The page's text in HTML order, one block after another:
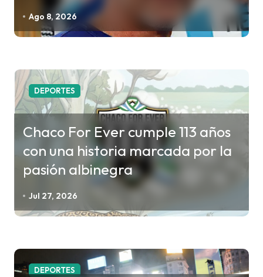
t
a
d
a
Ago 8, 2026
DEPORTES
Chaco For Ever cumple 113 años
con una historia marcada por la
pasión albinegra
Jul 27, 2026
DEPORTES